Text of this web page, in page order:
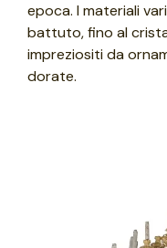
epoca. I materiali
battuto, fino al
impreziositi da
dorate.